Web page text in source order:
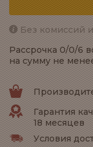
Без комиссий
Рассрочка 0/0/6
на сумму не
Гарантия
18 месяцев
Условия